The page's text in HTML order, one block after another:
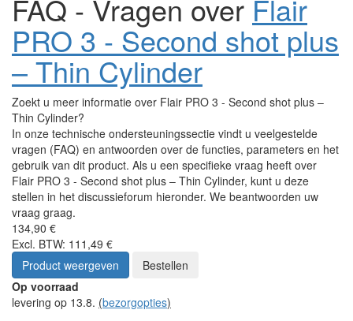
FAQ - Vragen over Flair
PRO 3 - Second shot plus
– Thin Cylinder
Zoekt u meer informatie over Flair PRO 3 - Second shot plus –
Thin Cylinder?
In onze technische ondersteuningssectie vindt u veelgestelde
vragen (FAQ) en antwoorden over de functies, parameters en het
gebruik van dit product. Als u een specifieke vraag heeft over
Flair PRO 3 - Second shot plus – Thin Cylinder, kunt u deze
stellen in het discussieforum hieronder. We beantwoorden uw
vraag graag.
134,90 €
Excl. BTW: 111,49 €
Product weergeven
Bestellen
Op voorraad
levering op 13.8. (bezorgopties)